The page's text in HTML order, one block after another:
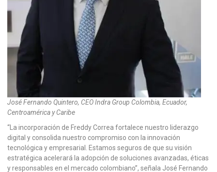
José Fernando Quintero, CEO Indra Group Colombia, Ecuador,
Centroamérica y Caribe
“La incorporación de Freddy Correa fortalece nuestro liderazgo
digital y consolida nuestro compromiso con la innovación
tecnológica y empresarial. Estamos seguros de que su visión
estratégica acelerará la adopción de soluciones avanzadas, éticas
y responsables en el mercado colombiano”, señala José Fernando